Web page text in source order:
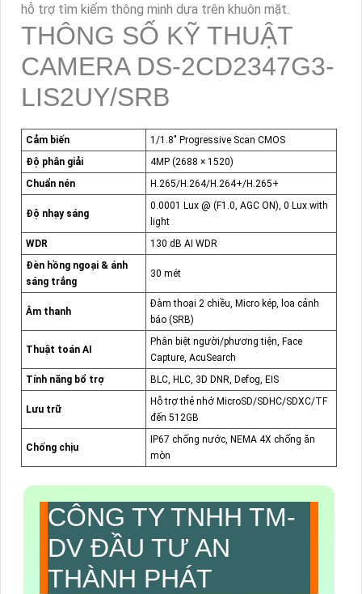
hỗ trợ tìm kiếm thông minh dựa trên khuôn mặt.
THÔNG SỐ KỸ THUẬT
CAMERA DS-2CD2347G3-
LIS2UY/SRB
Cảm biến
1/1.8" Progressive Scan CMOS
Độ phân giải
4MP (2688 × 1520)
Chuẩn nén
H.265/H.264/H.264+/H.265+
Độ nhạy sáng
0.0001 Lux @ (F1.0, AGC ON), 0 Lux with
light
WDR
130 dB AI WDR
Đèn hồng ngoại & ánh
sáng trắng
30 mét
Âm thanh
Đàm thoại 2 chiều, Micro kép, loa cảnh
báo (SRB)
Thuật toán AI
Phân biệt người/phương tiện, Face
Capture, AcuSearch
Tính năng bổ trợ
BLC, HLC, 3D DNR, Defog, EIS
Lưu trữ
Hỗ trợ thẻ nhớ MicroSD/SDHC/SDXC/TF
đến 512GB
Chống chịu
IP67 chống nước, NEMA 4X chống ăn
mòn
CÔNG TY TNHH TM-
DV ĐẦU TƯ AN
THÀNH PHÁT